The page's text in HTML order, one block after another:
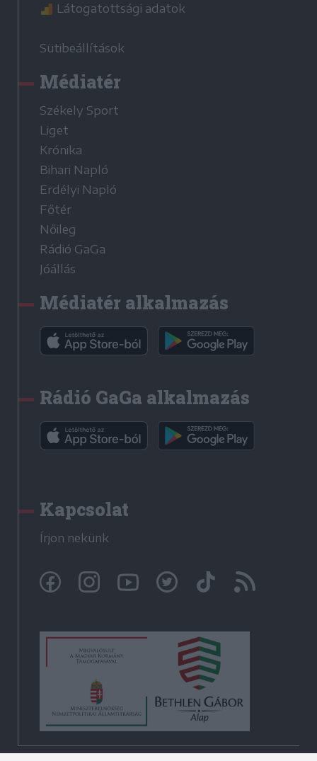
Látogatottsági adatok
Sütibeállítások
Médiatér
Székely Sport
Liget
Krónika
Bihari Napló
Erdélyi Napló
Főtér
Nőileg
Rádió GaGa
Jóállás
Médiatér alkalmazás
Rádió GaGa alkalmazás
Kapcsolat
Írjon nekünk